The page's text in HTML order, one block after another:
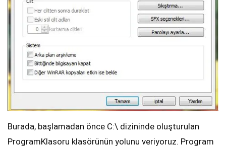
Burada, başlamadan önce C:\ dizininde oluşturulan
ProgramKlasoru klasörünün yolunu veriyoruz. Program